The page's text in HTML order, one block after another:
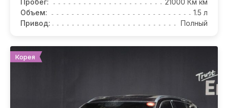
Объем:
1.5 л
Привод:
Полный
Корея